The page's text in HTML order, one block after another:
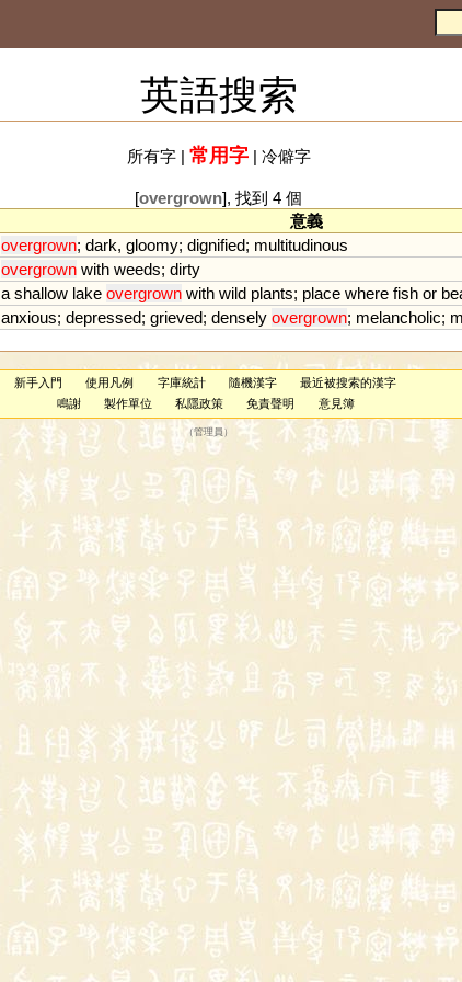
英語搜索
所有字| 常用字| 冷僻字
[overgrown], 找到 4 個
意義
overgrown; dark, gloomy; dignified; multitudinous
overgrown with weeds; dirty
a shallow lake overgrown with wild plants; place where fish or
anxious; depressed; grieved; densely overgrown; melancholic;
新手入門 使用凡例 字庫統計 隨機漢字
最近被搜索的漢字
鳴謝
製作單位 私隱政策 免責聲明 意見簿
（管理員 ）